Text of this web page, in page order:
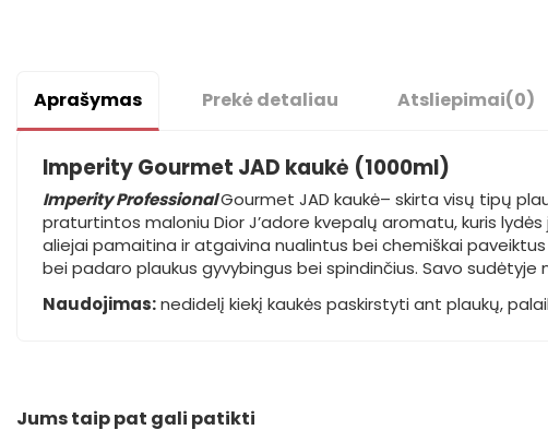
Aprašymas Prekė detaliau Atsliepimai(0)
Imperity Gourmet JAD kaukė (1000ml)
Imperity ProfessionalGourmet JAD kaukė– skirta visų tipų
praturtintos maloniu Dior J’adore kvepalų aromatu, kuris
aliejai pamaitina ir atgaivina nualintus bei chemiškai
bei padaro plaukus gyvybingus bei spindinčius. Savo sudėtyje
Naudojimas:nedidelį kiekį kaukės paskirstyti ant plaukų,
Jums taip pat gali patikti